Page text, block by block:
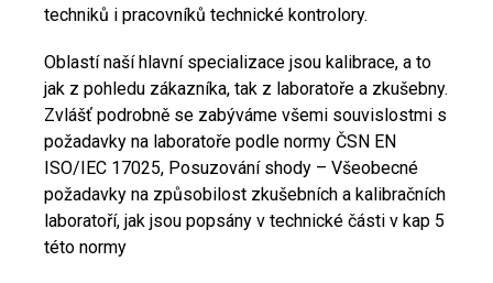
techniků i pracovníků technické kontrolory.
Oblastí naší hlavní specializace jsou kalibrace, a to
jak z pohledu zákazníka, tak z laboratoře a zkušebny.
Zvlášť podrobně se zabýváme všemi souvislostmi s
požadavky na laboratoře podle normy ČSN EN
ISO/IEC 17025, Posuzování shody – Všeobecné
požadavky na způsobilost zkušebních a kalibračních
laboratoří, jak jsou popsány v technické části v kap 5
této normy